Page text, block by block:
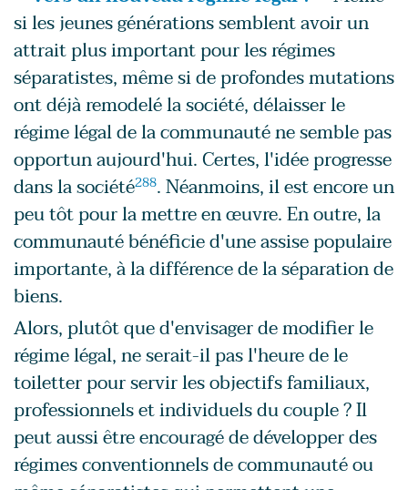
si les jeunes générations semblent avoir un
attrait plus important pour les régimes
séparatistes, même si de profondes mutations
ont déjà remodelé la société, délaisser le
régime légal de la communauté ne semble pas
opportun aujourd'hui. Certes, l'idée progresse
dans la société288. Néanmoins, il est encore un
peu tôt pour la mettre en œuvre. En outre, la
communauté bénéficie d'une assise populaire
importante, à la différence de la séparation de
biens.
Alors, plutôt que d'envisager de modifier le
régime légal, ne serait-il pas l'heure de le
toiletter pour servir les objectifs familiaux,
professionnels et individuels du couple ? Il
peut aussi être encouragé de développer des
régimes conventionnels de communauté ou